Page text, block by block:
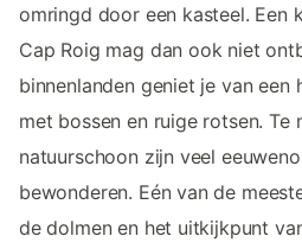
omringd door een kasteel. Een
Cap Roig mag dan ook niet
binnenlanden geniet je van een
met bossen en ruige rotsen. Te
natuurschoon zijn veel
bewonderen. Eén van de
de dolmen en het uitkijkpunt